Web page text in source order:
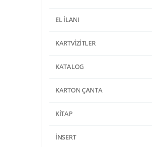
EL İLANI
KARTVIZITLER
KATALOG
KARTON ÇANTA
KITAP
İNSERT